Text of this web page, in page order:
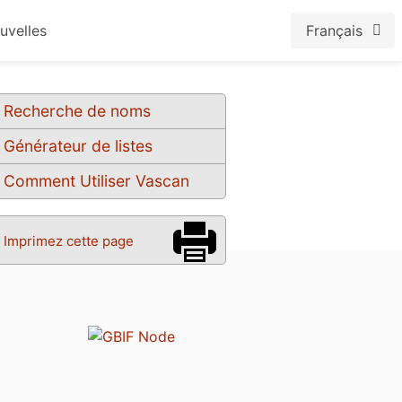
Français
Recherche de noms
Générateur de listes
Comment Utiliser Vascan
Imprimez cette page